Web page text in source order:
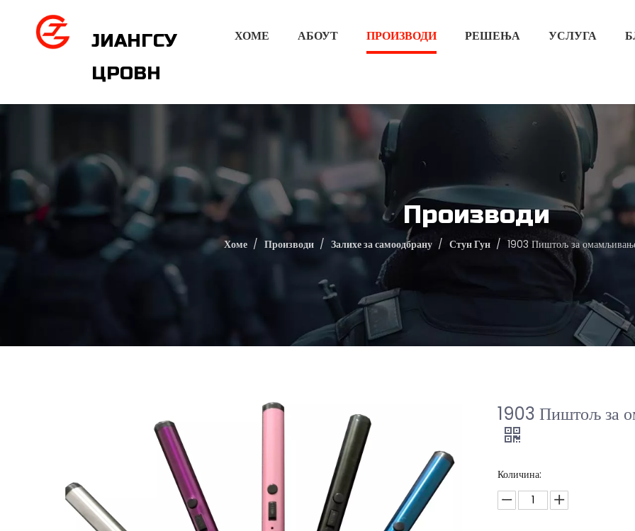
ЈИАНГСУ
ЦРОВН
ХОМЕ АБОУТ ПРОИЗВОДИ РЕШЕЊА УСЛУГА
Производи
Хоме / Производи / Залихе за самоодбрану / Стун Гун / 1903 Пиштољ за
1903 Пиштољ за
Количина: